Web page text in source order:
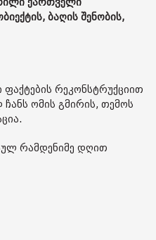
ბაღის შენობის,
ფაქტების რეკონსტრუქციით
ომის გმირის, თემოს
რამდენიმე დღით